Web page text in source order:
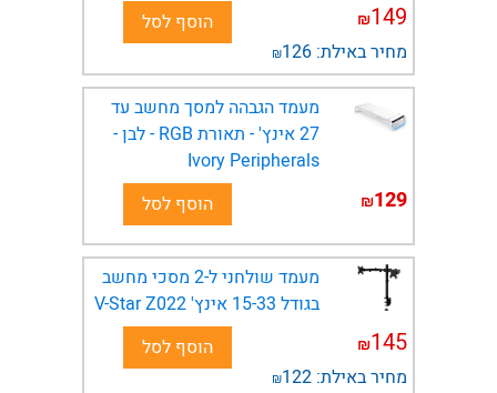
149
₪
מחיר באילת: 126
₪
הוסף לסל
מעמד הגבהה למסך מחשב עד
27 אינץ' - תאורת RGB - לבן -
Ivory Peripherals
129
₪ הוסף לסל
מעמד שולחני ל-2 מסכי מחשב
בגודל 15-33 אינץ' V-Star Z022
145
₪
מחיר באילת: 122
₪
הוסף לסל